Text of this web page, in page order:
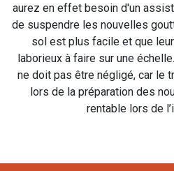
aurez en effet besoin d'un
de suspendre les nouvelles
sol est plus facile et que
laborieux à faire sur une
ne doit pas être négligé, car le
lors de la préparation des
rentable lors de